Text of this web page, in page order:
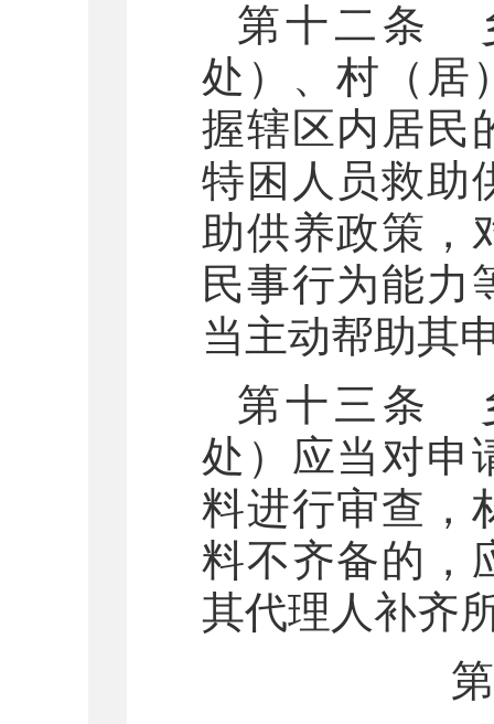
第十二条
处）、村（居
握辖区内居民
特困人员救助
助供养政策，
民事行为能力
当主动帮助其
第十三条
处）应当对申
料进行审查，
料不齐备的，
其代理人补齐